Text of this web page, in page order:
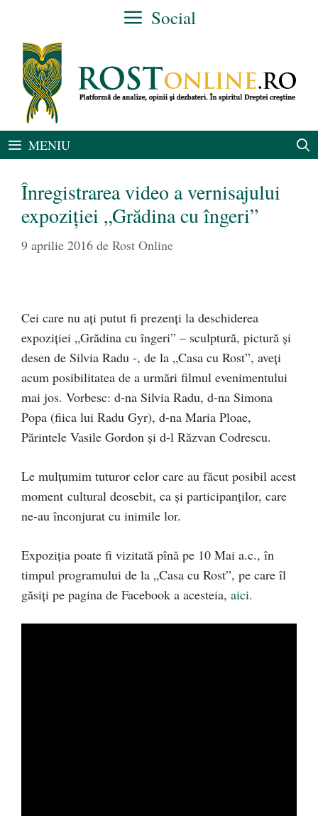
conținut
Social
MENIU
Înregistrarea video a vernisajului
expoziţiei „Grădina cu îngeri”
9 aprilie 2016 de Rost Online
Cei care nu aţi putut fi prezenţi la deschiderea
expoziţiei „Grădina cu îngeri” – sculptură, pictură şi
desen de Silvia Radu -, de la „Casa cu Rost”, aveţi
acum posibilitatea de a urmări filmul evenimentului
mai jos. Vorbesc: d-na Silvia Radu, d-na Simona
Popa (fiica lui Radu Gyr), d-na Maria Ploae,
Părintele Vasile Gordon şi d-l Răzvan Codrescu.
Le mulţumim tuturor celor care au făcut posibil acest
moment cultural deosebit, ca şi participanţilor, care
ne-au înconjurat cu inimile lor.
Expoziţia poate fi vizitată pînă pe 10 Mai a.c., în
timpul programului de la „Casa cu Rost”, pe care îl
găsiţi pe pagina de Facebook a acesteia, aici.